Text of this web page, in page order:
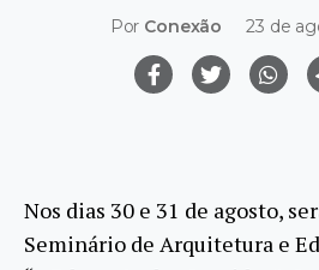
Por Conexão 23 de
Nos dias 30 e 31 de agosto,
Seminário de Arquitetura e